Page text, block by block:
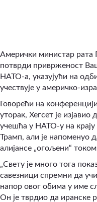
Амерички министар рата
потврди приврженост
НАТО-а, указујући на
учествује у америчко-
Говорећи на
уторак, Хегсет је
учешћа у НАТО-у на
Трамп, али је напоменуо
алијансе „огољени“
„Свету је много тога
савезници спремни да
напор овог обима у име
Он је тврдио да иранске